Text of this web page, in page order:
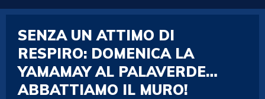
SENZA UN ATTIMO DI
RESPIRO: DOMENICA LA
YAMAMAY AL PALAVERDE…
ABBATTIAMO IL MURO!